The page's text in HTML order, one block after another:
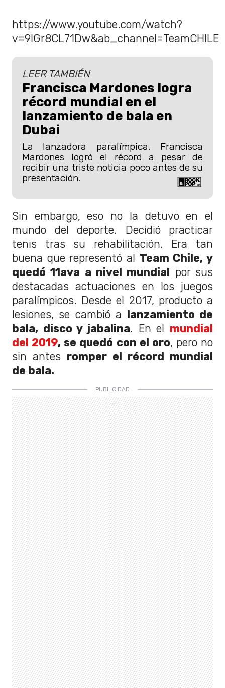
https://www.youtube.com/watch?
v=9IGr8CL71Dw&ab_channel=TeamCHILE
LEER TAMBIÉN
Francisca Mardones logra
récord mundial en el
lanzamiento de bala en
Dubai
La lanzadora paralímpica, Francisca
Mardones logró el récord a pesar de
recibir una triste noticia poco antes de su
presentación.
Sin embargo, eso no la detuvo en el
mundo del deporte. Decidió practicar
tenis tras su rehabilitación. Era tan
buena que representó al Team Chile, y
quedó 11ava a nivel mundial por sus
destacadas actuaciones en los juegos
paralímpicos. Desde el 2017, producto a
lesiones, se cambió a lanzamiento de
bala, disco y jabalina. En el mundial
del 2019, se quedó con el oro, pero no
sin antes romper el récord mundial
de bala.